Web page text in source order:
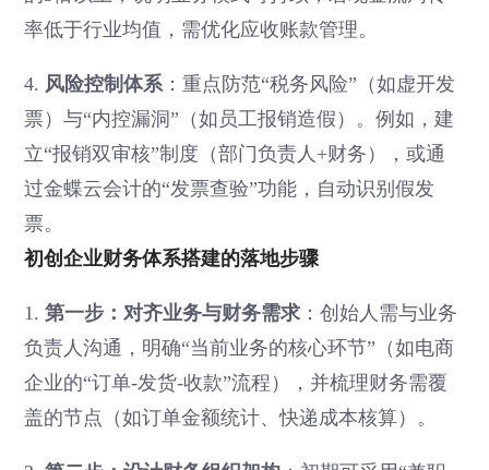
率低于行业均值，需优化应收账款管理。
4. 风险控制体系：重点防范“税务风险”（如虚开发
票）与“内控漏洞”（如员工报销造假）。例如，建
立“报销双审核”制度（部门负责人+财务），或通
过金蝶云会计的“发票查验”功能，自动识别假发
票。
初创企业财务体系搭建的落地步骤
1.第一步：对齐业务与财务需求 ：创始人需与业务
负责人沟通，明确“当前业务的核心环节”（如电商
企业的“订单-发货-收款”流程），并梳理财务需覆
盖的节点（如订单金额统计、快递成本核算）。